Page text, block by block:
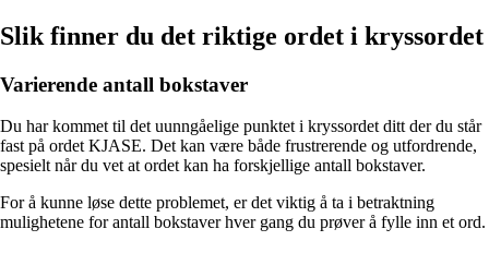
Slik finner du det riktige ordet i kryssordet
Varierende antall bokstaver
Du har kommet til det uunngåelige punktet i kryssordet ditt der du står
fast på ordet KJASE. Det kan være både frustrerende og utfordrende,
spesielt når du vet at ordet kan ha forskjellige antall bokstaver.
For å kunne løse dette problemet, er det viktig å ta i betraktning
mulighetene for antall bokstaver hver gang du prøver å fylle inn et ord.